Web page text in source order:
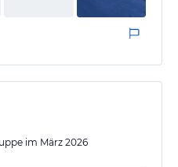
im März 2026